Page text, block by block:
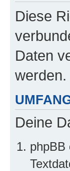
Diese
Daten
werden.
Deine
phpBB